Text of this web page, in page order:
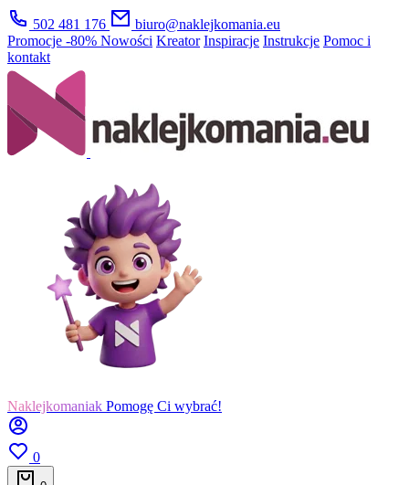
502 481 176
biuro@naklejkomania.eu
Promocje -80% Nowości Kreator Inspiracje Instrukcje Pomoc i
kontakt
Naklejkomaniak Pomogę Ci wybrać!
0